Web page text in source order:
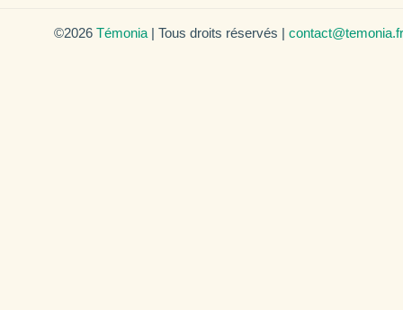
©2026 Témonia | Tous droits réservés | contact@temonia.fr